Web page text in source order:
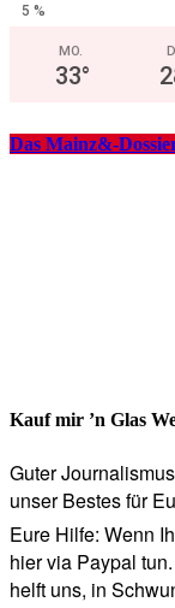
5 %
MO.
33°
Das Mainz&-
Kauf mir ’n Glas
Guter
unser Bestes für
Eure Hilfe: Wenn
hier via Paypal
helft uns, in